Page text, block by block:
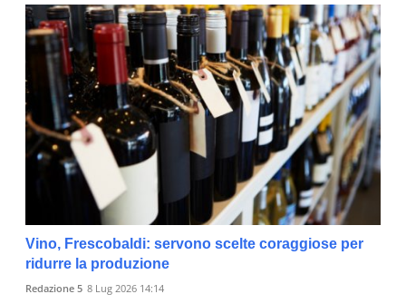
Vino, Frescobaldi: servono scelte coraggiose per
ridurre la produzione
Redazione 5 8 Lug 2026 14:14